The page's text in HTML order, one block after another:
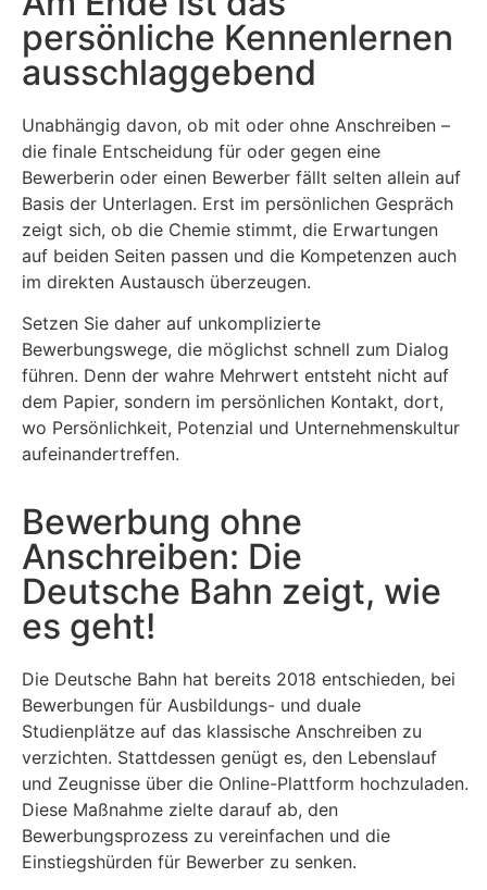
persönliche Kennenlernen
ausschlaggebend
Unabhängig davon, ob mit oder ohne Anschreiben –
die finale Entscheidung für oder gegen eine
Bewerberin oder einen Bewerber fällt selten allein auf
Basis der Unterlagen. Erst im persönlichen Gespräch
zeigt sich, ob die Chemie stimmt, die Erwartungen
auf beiden Seiten passen und die Kompetenzen auch
im direkten Austausch überzeugen.
Setzen Sie daher auf unkomplizierte
Bewerbungswege, die möglichst schnell zum Dialog
führen. Denn der wahre Mehrwert entsteht nicht auf
dem Papier, sondern im persönlichen Kontakt, dort,
wo Persönlichkeit, Potenzial und Unternehmenskultur
aufeinandertreffen.
Bewerbung ohne
Anschreiben: Die
Deutsche Bahn zeigt, wie
es geht!
Die Deutsche Bahn hat bereits 2018 entschieden, bei
Bewerbungen für Ausbildungs- und duale
Studienplätze auf das klassische Anschreiben zu
verzichten. Stattdessen genügt es, den Lebenslauf
und Zeugnisse über die Online-Plattform hochzuladen.
Diese Maßnahme zielte darauf ab, den
Bewerbungsprozess zu vereinfachen und die
Einstiegshürden für Bewerber zu senken.